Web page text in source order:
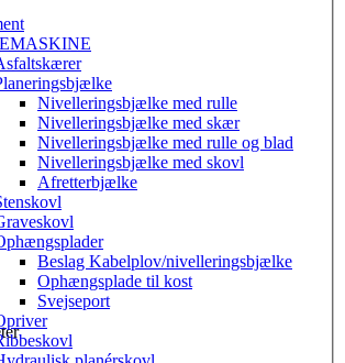
Nivelleringsbjælke med rulle
Nivelleringsbjælke med skær
Nivelleringsbjælke med rulle og blad
Nivelleringsbjælke med skovl
Afretterbjælke
Beslag Kabelplov/nivelleringsbjælke
Ophængsplade til kost
Svejseport